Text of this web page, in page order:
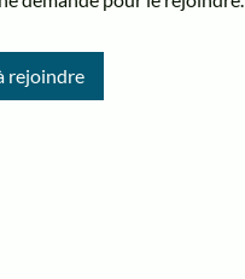
rejoindre